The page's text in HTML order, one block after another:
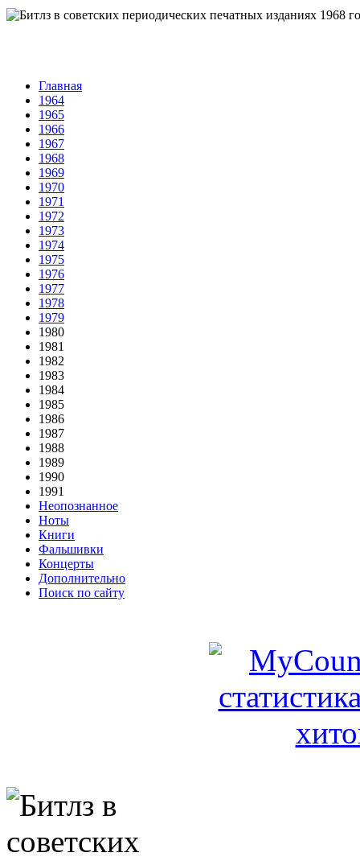
Главная
1964
1965
1966
1967
1968
1969
1970
1971
1972
1973
1974
1975
1976
1977
1978
1979
1980
1981
1982
1983
1984
1985
1986
1987
1988
1989
1990
1991
Неопознанное
Ноты
Книги
Фальшивки
Концерты
Дополнительно
Поиск по сайту